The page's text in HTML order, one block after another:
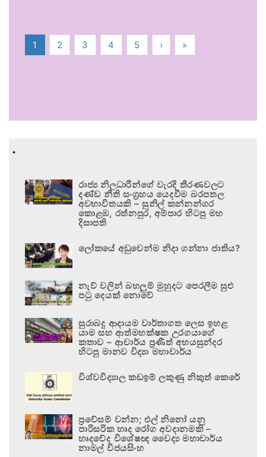
1 2 3 4 5 › »
.
රාජ්‍ය නිලධාරීන්ගේ වැරදි තීරණවලට
දණ්ඩ නීති සංග්‍රහය යෙදවීම බරපතල
අවභාවිතයකි – සුනිල් කන්නන්ගර
කොළඹ, රත්නපුර, අම්පාර හිටපු මහ
දිසාපති
ලෝකයේ අඩුවෙන්ම නිදා ගන්නා ජාතිය?
නැව් වලින් බහලුම් මුහුදට පෙරලීම සුළු
පටු දෙයක් නොවේ
සුරාබදු ආදායම වාර්තාගත ලෙස ඉහළ
යාම සහ ආත්මභක්ෂක උරගයාගේ
කතාව – ආචාර්ය ප්‍රණීත් අභයසුන්දර
හිටපු මානව විද්‍යා මහාචාර්ය
විශ්වවිද්‍යාල කඩඉම් ලකුණු නිකුත් කෙරේ
ප්‍රවේසම් වන්න; එල් නිනෝ යනු
පාරිසරික හෘද රෝග අවදානමකි –
හෘදවේද විශේෂඥ වෛද්‍ය මහාචාර්ය
නාමල් විජයසිංහ